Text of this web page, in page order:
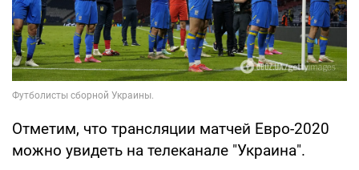
Отметим, что трансляции матчей Евро-2020
можно увидеть на телеканале "Украина".